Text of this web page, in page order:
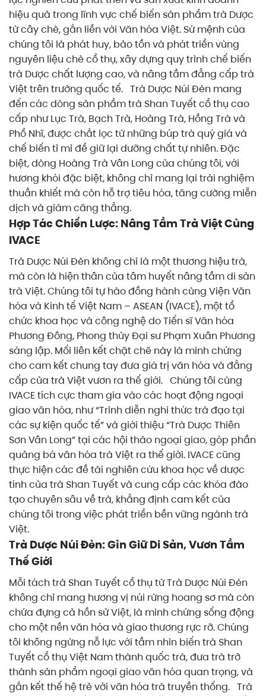
hiệu quả trong lĩnh vực chế biến sản phẩm trà Dược
từ cây chè, gắn liền với Văn hóa Việt. Sứ mệnh của
chúng tôi là phát huy, bảo tồn và phát triển vùng
nguyên liệu chè cổ thụ, xây dựng quy trình chế biến
trà Dược chất lượng cao, và nâng tầm đẳng cấp trà
Việt trên trường quốc tế. Trà Dược Núi Đèn mang
đến các dòng sản phẩm trà Shan Tuyết cổ thụ cao
cấp như Lục Trà, Bạch Trà, Hoàng Trà, Hồng Trà và
Phổ Nhĩ, được chắt lọc từ những búp trà quý giá và
chế biến tỉ mỉ để giữ lại dưỡng chất tự nhiên. Đặc
biệt, dòng Hoàng Trà Vân Long của chúng tôi, với
hương khói đặc biệt, không chỉ mang lại trải nghiệm
thuần khiết mà còn hỗ trợ tiêu hóa, tăng cường miễn
dịch và giảm căng thẳng.
Hợp Tác Chiến Lược: Nâng Tầm Trà Việt Cùng
IVACE
Trà Dược Núi Đèn không chỉ là một thương hiệu trà,
mà còn là hiện thân của tâm huyết nâng tầm di sản
trà Việt. Chúng tôi tự hào đồng hành cùng Viện Văn
hóa và Kinh tế Việt Nam – ASEAN (IVACE), một tổ
chức khoa học và công nghệ do Tiến sĩ Văn hóa
Phương Đông, Phong thủy Đại sư Phạm Xuân Phương
sáng lập. Mối liên kết chặt chẽ này là minh chứng
cho cam kết chung tay đưa giá trị văn hóa và đẳng
cấp của trà Việt vươn ra thế giới. Chúng tôi cùng
IVACE tích cực tham gia vào các hoạt động ngoại
giao văn hóa, như “Trình diễn nghi thức trà đạo tại
các sự kiện quốc tế” và giới thiệu “Trà Dược Thiên
Sơn Vân Long” tại các hội thảo ngoại giao, góp phần
quảng bá văn hóa trà Việt ra thế giới. IVACE cũng
thực hiện các đề tài nghiên cứu khoa học về dược
tính của trà Shan Tuyết và cung cấp các khóa đào
tạo chuyên sâu về trà, khẳng định cam kết của
chúng tôi trong việc phát triển bền vững ngành trà
Việt.
Trà Dược Núi Đèn: Gìn Giữ Di Sản, Vươn Tầm
Thế Giới
Mỗi tách trà Shan Tuyết cổ thụ từ Trà Dược Núi Đèn
không chỉ mang hương vị núi rừng hoang sơ mà còn
chứa đựng cả hồn sử Việt, là minh chứng sống động
cho một nền văn hóa và giao thương rực rỡ. Chúng
tôi không ngừng nỗ lực với tầm nhìn biến trà Shan
Tuyết cổ thụ Việt Nam thành quốc trà, đưa trà trở
thành sản phẩm ngoại giao văn hóa quan trọng, và
gắn kết thế hệ trẻ với văn hóa trà truyền thống. Trà